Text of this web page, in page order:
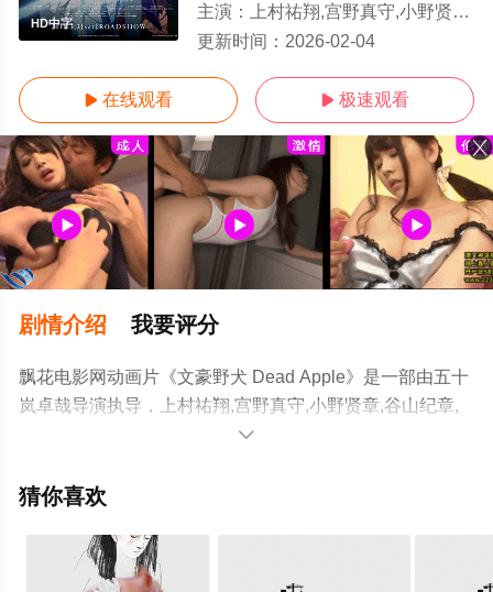
HD中字
主演：
上村祐翔,宫野真守,小野贤章,谷山纪章,诸星堇,细谷佳正,神谷浩史,丰永利行,花仓洸幸,岛村侑,小见川千明,小山力
更新时间： 2026-02-04
 在线观看  极速观看
剧情介绍 我要评分
飘花电影网动画片《文豪野犬 Dead Apple》是一部由五十
岚卓哉导演执导，上村祐翔,宫野真守,小野贤章,谷山纪章,
诸星堇,细谷佳正,神谷浩史,丰永利行,花仓洸幸,岛村侑,小见
中井和哉,高桥李依,手冢弘道,中村千绘,中博史,坂本真绫等
版电影大全就上飘花影院，更多相关信息可移步至豆瓣电
影、电视猫或剧情网等平台了解。

猜你喜欢